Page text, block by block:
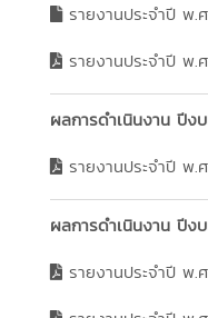
รายงานประจำปี พ.ศ
รายงานประจำปี พ.
ผลการดำเนินงาน ปีง
รายงานประจำปี พ.
ผลการดำเนินงาน ปีง
รายงานประจำปี พ.